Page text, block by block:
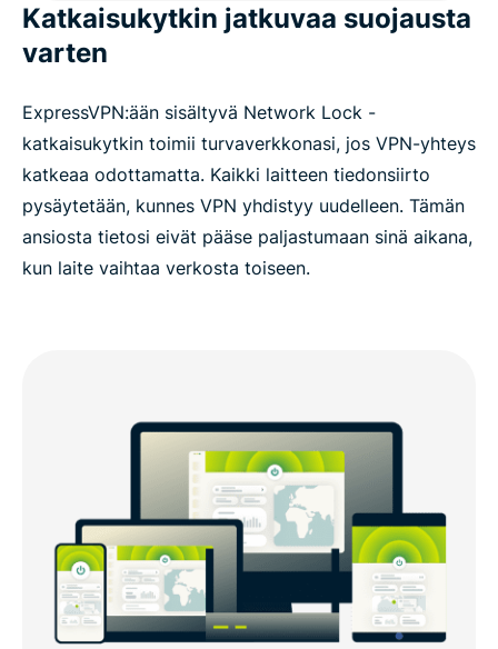
Katkaisukytkin jatkuvaa suojausta
varten
ExpressVPN:ään sisältyvä Network Lock -
katkaisukytkin toimii turvaverkkonasi, jos VPN-yhteys
katkeaa odottamatta. Kaikki laitteen tiedonsiirto
pysäytetään, kunnes VPN yhdistyy uudelleen. Tämän
ansiosta tietosi eivät pääse paljastumaan sinä aikana,
kun laite vaihtaa verkosta toiseen.